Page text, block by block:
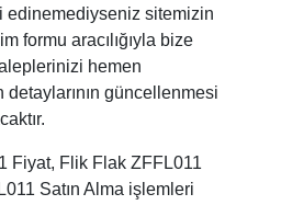
edinemediyseniz sitemizin
formu aracılığıyla bize
hemen
güncellenmesi
Fiyat, Flik Flak ZFFL011
Satın Alma işlemleri